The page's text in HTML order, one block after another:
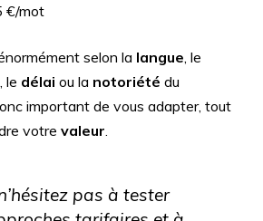
€/mot
selon la langue , le
, le délai ou la notoriété du
important de vous adapter, tout
votre valeur
pas à tester